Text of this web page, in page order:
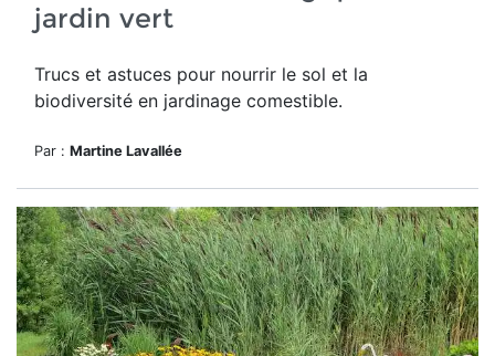
jardin vert
Trucs et astuces pour nourrir le sol et la
biodiversité en jardinage comestible.
Par : Martine Lavallée